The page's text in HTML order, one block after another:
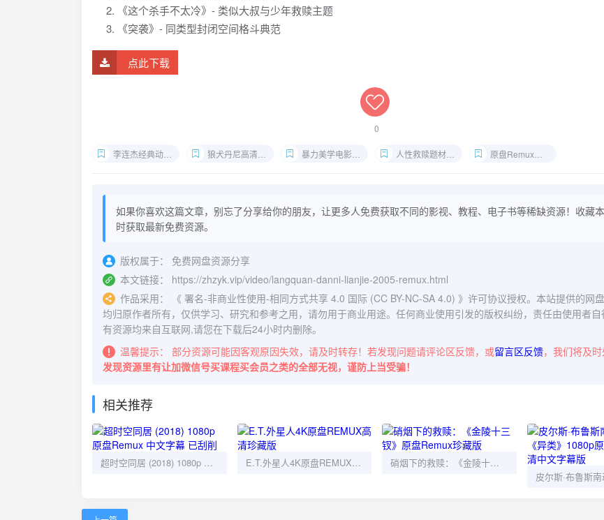
《这个杀手不太冷》- 类似大叔与少年救赎主题
《突袭》- 同类型封闭空间格斗典范
点此下载
0
李连杰经典动作片 狼犬丹尼高清下载 暴力美学电影推荐 人性救赎题材电影 原盘Remux资源
如果你喜欢这篇文章，别忘了分享给你的朋友，让更多人免费获取不同的影视、教程、电子书等稀缺资源！收藏
时获取最新免费资源。
版权属于：
免费网盘资源分享
本文链接：
https://zhzyk.vip/video/langquan-danni-lianjie-2005-remux.html
作品采用：
《 署名-非商业性使用-相同方式共享 4.0 国际 (CC BY-NC-SA 4.0) 》许可协议授权。本站提供的网
均归原作者所有，仅供学习、研究和参考之用，请勿用于商业用途。任何商业使用引发的版权纠纷，责任由使用者
有资源均来自互联网,请您在下载后24小时内删除。
温馨提示：
部分资源可能因客观原因失效，请及时转存！若发现问题请评论区反馈，或留言区反馈，我们将及时
发现资源里有让加微信号买课程买会员之类的全部无视，谨防上当受骗！
相关推荐
超时空同居 (2018) 1080p 原盘Remux 中文字幕 已刮削 E.T.外星人4K原盘REMUX高清珍藏版
硝烟下的救赎：《金陵十三钗》原盘Remux珍藏版